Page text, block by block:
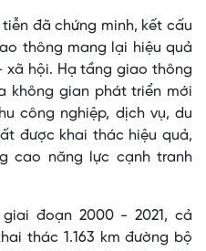
đã chứng minh, kết cấu
thông mang lại hiệu quả
xã hội. Hạ tầng giao thông
không gian phát triển mới
công nghiệp, dịch vụ, du
được khai thác hiệu quả,
cao năng lực cạnh tranh
đoạn 2000 - 2021, cả
thác 1.163 km đường bộ